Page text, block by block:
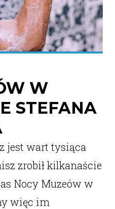
W
STEFANA
jest wart tysiąca
zrobił kilkanaście
Nocy Muzeów w
więc im